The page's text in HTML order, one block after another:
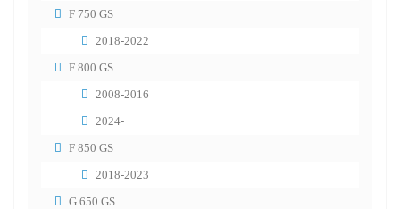
F 750 GS
2018-2022
F 800 GS
2008-2016
2024-
F 850 GS
2018-2023
G 650 GS